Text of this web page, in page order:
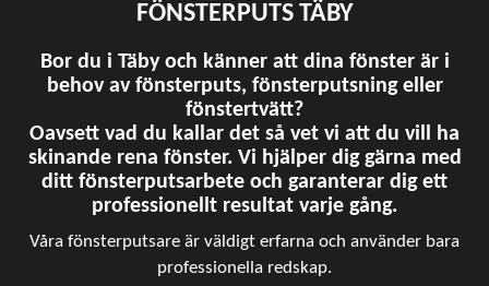
FÖNSTERPUTS TÄBY
Bor du i Täby och känner att dina fönster är i
behov av fönsterputs, fönsterputsning eller
fönstertvätt?
Oavsett vad du kallar det så vet vi att du vill ha
skinande rena fönster. Vi hjälper dig gärna med
ditt fönsterputsarbete och garanterar dig ett
professionellt resultat varje gång.
Våra fönsterputsare är väldigt erfarna och använder bara
professionella redskap.